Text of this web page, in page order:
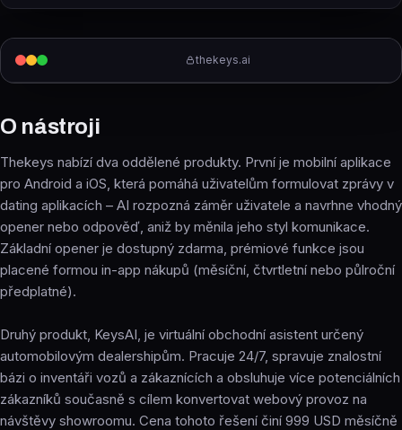
thekeys.ai
O nástroji
Thekeys nabízí dva oddělené produkty. První je mobilní aplikace
pro Android a iOS, která pomáhá uživatelům formulovat zprávy v
dating aplikacích – AI rozpozná záměr uživatele a navrhne vhodný
opener nebo odpověď, aniž by měnila jeho styl komunikace.
Základní opener je dostupný zdarma, prémiové funkce jsou
placené formou in-app nákupů (měsíční, čtvrtletní nebo půlroční
předplatné).
Druhý produkt, KeysAI, je virtuální obchodní asistent určený
automobilovým dealershipům. Pracuje 24/7, spravuje znalostní
bázi o inventáři vozů a zákaznících a obsluhuje více potenciálních
zákazníků současně s cílem konvertovat webový provoz na
návštěvy showroomu. Cena tohoto řešení činí 999 USD měsíčně